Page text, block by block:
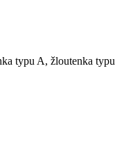
typu A, žloutenka typu